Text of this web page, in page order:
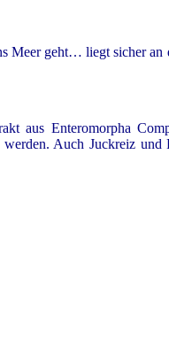
Meer geht… liegt sicher
aus Enteromorpha
Auch Juckreiz